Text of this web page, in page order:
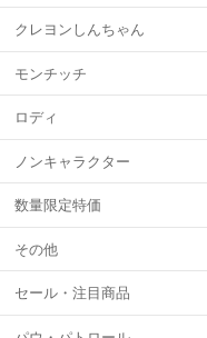
クレヨンしんちゃん
モンチッチ
ロディ
ノンキャラクター
数量限定特価
その他
セール・注目商品